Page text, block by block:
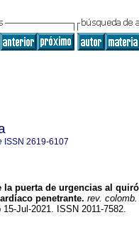
ISSN 2619-6107
la puerta de urgencias al
penetrante. rev. colomb.
Jul-2021. ISSN 2011-7582.